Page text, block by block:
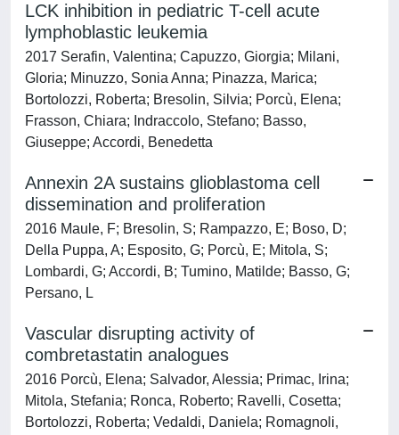
LCK inhibition in pediatric T-cell acute
lymphoblastic leukemia
2017 Serafin, Valentina; Capuzzo, Giorgia; Milani,
Gloria; Minuzzo, Sonia Anna; Pinazza, Marica;
Bortolozzi, Roberta; Bresolin, Silvia; Porcù, Elena;
Frasson, Chiara; Indraccolo, Stefano; Basso,
Giuseppe; Accordi, Benedetta
Annexin 2A sustains glioblastoma cell
dissemination and proliferation
2016 Maule, F; Bresolin, S; Rampazzo, E; Boso, D;
Della Puppa, A; Esposito, G; Porcù, E; Mitola, S;
Lombardi, G; Accordi, B; Tumino, Matilde; Basso, G;
Persano, L
Vascular disrupting activity of
combretastatin analogues
2016 Porcù, Elena; Salvador, Alessia; Primac, Irina;
Mitola, Stefania; Ronca, Roberto; Ravelli, Cosetta;
Bortolozzi, Roberta; Vedaldi, Daniela; Romagnoli,